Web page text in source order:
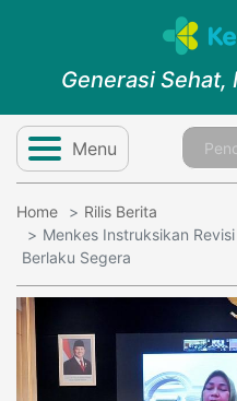
Generasi Sehat,
Menu
Home
Rilis Berita
Menkes Instruksikan
Berlaku Segera